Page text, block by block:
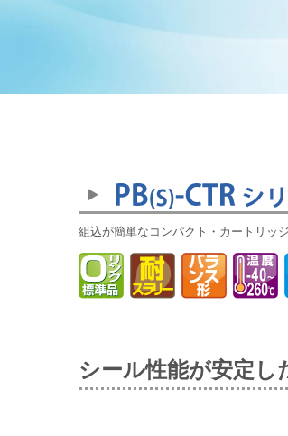
組込が簡単なコンパクト・カートリッ
シール性能が安定し